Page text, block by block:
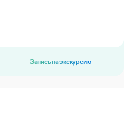
Запись на экскурсию